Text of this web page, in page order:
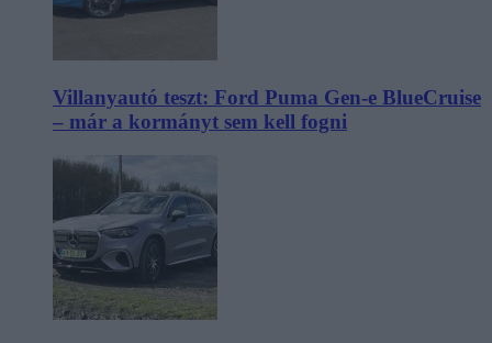
Villanyautó teszt: Ford Puma Gen-e BlueCruise
– már a kormányt sem kell fogni